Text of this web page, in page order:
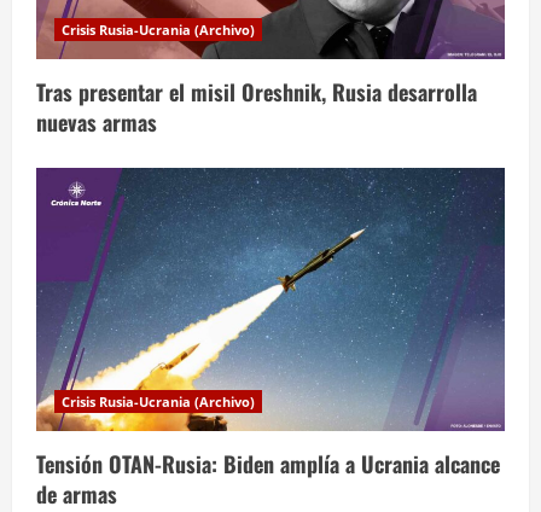
d
e
e
n
a
d
a
s
Crisis Rusia-Ucrania (Archivo)
Tras presentar el misil Oreshnik, Rusia desarrolla
nuevas armas
Crisis Rusia-Ucrania (Archivo)
Tensión OTAN-Rusia: Biden amplía a Ucrania alcance
de armas